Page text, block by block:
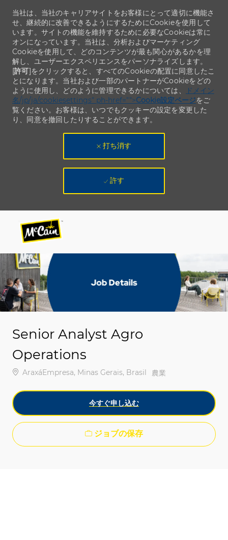
-
-
当社は、当社のキャリアサイトをお客様にとって適切に機能さ
せ、継続的に改善できるようにするためにCookieを使用して
います。サイトの機能を維持するために必要なCookieは常に
オンになっています。当社は、分析およびマーケティング
Cookieを使用して、どのコンテンツが最も関心があるかを理
解し、ユーザーエクスペリエンスをパーソナライズします。
[許可]をクリックすると、すべてのCookieの配置に同意したこ
とになります。当社および一部のパートナーがCookieをどの
ように使用し、どのように管理できるかについては、
ドメイン
名/jp/ja/cookiesettings" ph-href="">Cookie設定ページをご
覧ください。お客様は、いつでもクッキーの設定を変更した
り、同意を撤回したりすることができます。
打ち消す
許す
Senior Analyst Agro
Operations
場所AraxáEmpresa, Minas Gerais, Brasil カテゴリ
農業
今すぐ申し込む
ジョブの保存